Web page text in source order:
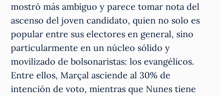
mostró más ambiguo y parece tomar nota del
ascenso del joven candidato, quien no solo es
popular entre sus electores en general, sino
particularmente en un núcleo sólido y
movilizado de bolsonaristas: los evangélicos.
Entre ellos, Marçal asciende al 30% de
intención de voto, mientras que Nunes tiene